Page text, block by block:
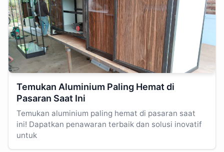
Temukan Aluminium Paling Hemat di
Pasaran Saat Ini
Temukan aluminium paling hemat di pasaran saat
ini! Dapatkan penawaran terbaik dan solusi inovatif
untuk